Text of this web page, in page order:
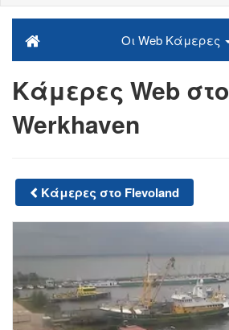
Οι Web Κάμερες
Κάμερες Web στο
Werkhaven
Κάμερες στο Flevoland